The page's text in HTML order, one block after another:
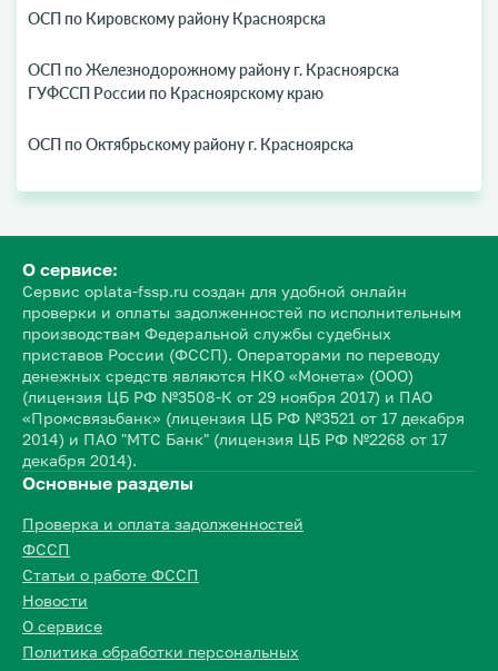
ОСП по Кировскому району Красноярска
ОСП по Железнодорожному району г. Красноярска
ГУФССП России по Красноярскому краю
ОСП по Октябрьскому району г. Красноярска
О сервисе:
Сервис oplata-fssp.ru создан для удобной онлайн
проверки и оплаты задолженностей по исполнительным
производствам Федеральной службы судебных
приставов России (ФССП). Операторами по переводу
денежных средств являются НКО «Монета» (ООО)
(лицензия ЦБ РФ №3508-К от 29 ноября 2017) и ПАО
«Промсвязьбанк» (лицензия ЦБ РФ №3521 от 17 декабря
2014) и ПАО "МТС Банк" (лицензия ЦБ РФ №2268 от 17
декабря 2014).
Основные разделы
Проверка и оплата задолженностей
ФССП
Статьи о работе ФССП
Новости
О сервисе
Политика обработки персональных